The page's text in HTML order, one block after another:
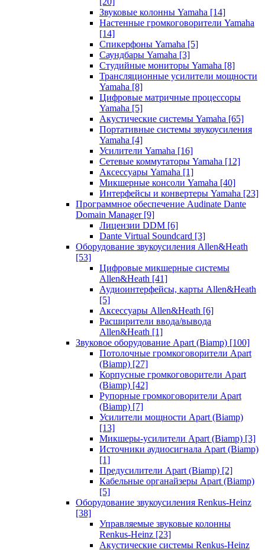
Звуковые колонны Yamaha [14]
Настенные громкоговорители Yamaha
[14]
Спикерфоны Yamaha [5]
Саундбары Yamaha [3]
Студийные мониторы Yamaha [8]
Трансляционные усилители мощности
Yamaha [8]
Цифровые матричные процессоры
Yamaha [5]
Акустические системы Yamaha [65]
Портативные системы звукоусиления
Yamaha [4]
Усилители Yamaha [16]
Сетевые коммутаторы Yamaha [12]
Аксессуары Yamaha [1]
Микшерные консоли Yamaha [40]
Интерфейсы и конвертеры Yamaha [23]
Программное обеспечение Audinate Dante
Domain Manager [9]
Лицензии DDM [6]
Dante Virtual Soundcard [3]
Оборудование звукоусиления Allen&Heath
[53]
Цифровые микшерные системы
Allen&Heath [41]
Аудиоинтерфейсы, карты Allen&Heath
[5]
Аксессуары Allen&Heath [6]
Расширители ввода/вывода
Allen&Heath [1]
Звуковое оборудование Apart (Biamp) [100]
Потолочные громкоговорители Apart
(Biamp) [27]
Корпусные громкоговорители Apart
(Biamp) [42]
Рупорные громкоговорители Apart
(Biamp) [7]
Усилители мощности Apart (Biamp)
[13]
Микшеры-усилители Apart (Biamp) [3]
Источники аудиосигнала Apart (Biamp)
[1]
Предусилители Apart (Biamp) [2]
Кабельные органайзеры Apart (Biamp)
[5]
Оборудование звукоусиления Renkus-Heinz
[38]
Управляемые звуковые колонны
Renkus-Heinz [23]
Акустические системы Renkus-Heinz